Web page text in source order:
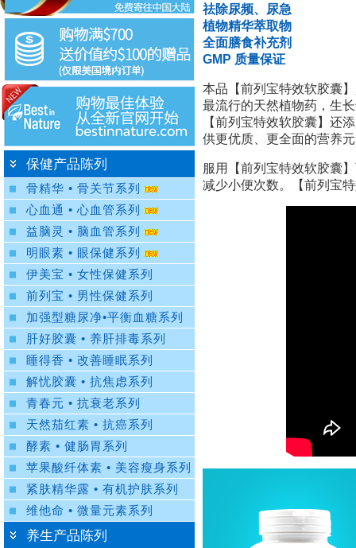
祛除尿频、尿急
植物精华萃取物
全面膳食补充剂
GMP 质量保证
本品【前列宝特效软胶囊
最流行的天然植物药，生
【前列宝特效软胶囊】还
供更优质、更全面的营养
服用【前列宝特效软胶囊
减少小便次数。【前列宝
保健产品陈列
骨精华 • 骨关节系列
心血通 • 心血管系列
益脑灵 • 脑血管系列
明眼素 • 眼保健系列
伊美宝 • 女性保健系列
前列宝 • 男性保健系列
加强型糖尿净•平衡血糖系列
肝好胶囊 • 养肝排毒系列
睡得香 • 改善睡眠系列
解忧胶囊 • 抗焦虑系列
青春元 • 抗衰老系列
天然茄红素 • 抗癌系列
酵素 • 健肠胃系列
苹果酸纤体素 • 美容瘦身系列
紧肤精华露 • 有机护肤系列
维他命 • 微量元素系列
养生产品陈列